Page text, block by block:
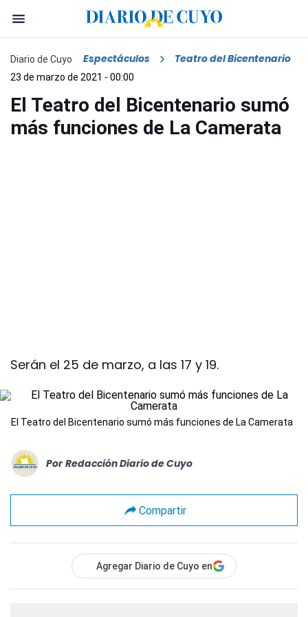
Diario de Cuyo Espectáculos Teatro del Bicentenario
23 de marzo de 2021 - 00:00
El Teatro del Bicentenario sumó
más funciones de La Camerata
Serán el 25 de marzo, a las 17 y 19.
El Teatro del Bicentenario sumó más funciones de La Camerata
Por Redacción Diario de Cuyo
Compartir
Agregar Diario de Cuyo en